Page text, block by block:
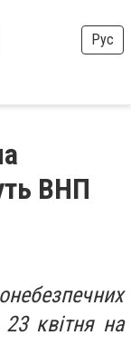
Рус
ВНП
квітня на